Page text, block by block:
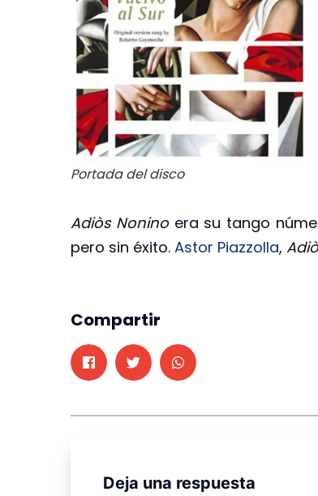
Portada del disco
Adiòs Noninoera su tango
pero sin éxito. Astor Piazzolla,
Compartir
Deja una respuesta